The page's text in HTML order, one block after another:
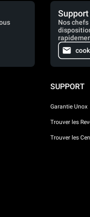
Nos
SUPPORT
Garantie Unox
Trouver les
Trouver les